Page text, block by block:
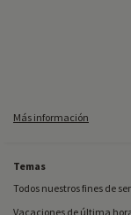
Más información
Temas
Todos nuestros fines de
Vacaciones de última